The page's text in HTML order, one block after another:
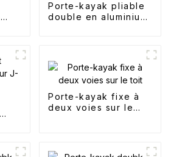
Porte-kayak pliable
double en aluminium
Porte-kayak fixe à
deux voies sur le